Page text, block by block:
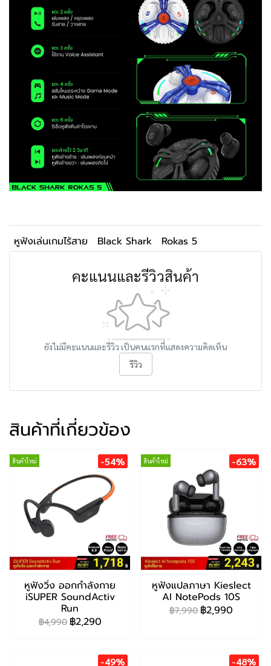
หูฟังเล่นเกมไร้สาย Black Shark Rokas 5
คะแนนและรีวิวสินค้า
ยังไม่มีคะแนนและรีวิว เป็นคนแรกที่แสดงความคิดเห็น
รีวิว
สินค้าที่เกี่ยวข้อง
สินค้าใหม่ -54%
หูฟังวิ่ง ออกกำลังกาย
iSUPER SoundActiv
Run
฿4,990 ฿2,290
สินค้าใหม่ -63%
หูฟังแปลภาษา Kieslect
AI NotePods 10S
฿7,990 ฿2,990
-49% -48%